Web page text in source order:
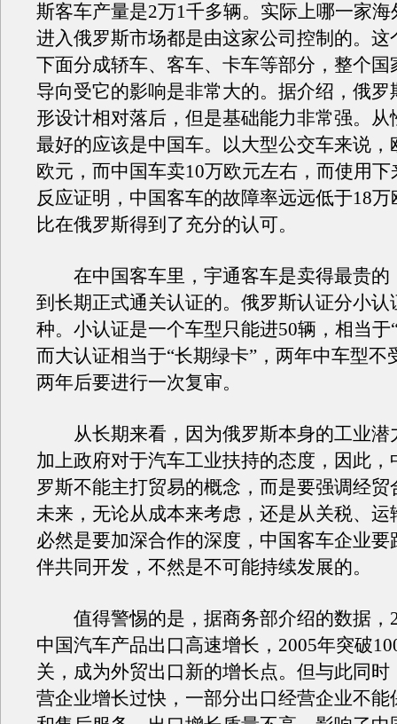
斯客车产量是2万1千多辆。实际上哪一家
进入俄罗斯市场都是由这家公司控制的。这
下面分成轿车、客车、卡车等部分，整个国
导向受它的影响是非常大的。据介绍，俄罗
形设计相对落后，但是基础能力非常强。从
最好的应该是中国车。以大型公交车来说，
欧元，而中国车卖10万欧元左右，而使用
反应证明，中国客车的故障率远远低于18
比在俄罗斯得到了充分的认可。
在中国客车里，宇通客车是卖得最贵的
到长期正式通关认证的。俄罗斯认证分小认
种。小认证是一个车型只能进50辆，相当于
而大认证相当于“长期绿卡”，两年中车型不
两年后要进行一次复审。
从长期来看，因为俄罗斯本身的工业潜
加上政府对于汽车工业扶持的态度，因此，
罗斯不能主打贸易的概念，而是要强调经贸
未来，无论从成本来考虑，还是从关税、运
必然是要加深合作的深度，中国客车企业要
伴共同开发，不然是不可能持续发展的。
值得警惕的是，据商务部介绍的数据，
中国汽车产品出口高速增长，2005年突破
关，成为外贸出口新的增长点。但与此同时
营企业增长过快，一部分出口经营企业不能